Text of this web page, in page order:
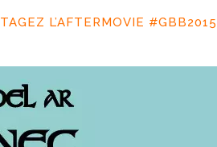
L’AFTERMOVIE